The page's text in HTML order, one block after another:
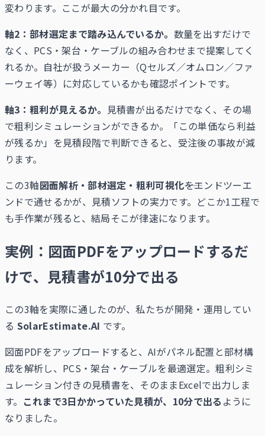
変わります。ここが最大の分かれ目です。
軸2：部材選定まで踏み込んでいるか。 数量を出すだけで
なく、PCS・架台・ケーブルの組み合わせまで提案してく
れるか。自社が扱うメーカー（Qセルズ／オムロン／ファ
ーウェイ等）に対応しているかも確認ポイントです。
軸3：粗利が見えるか。 見積書が出るだけでなく、その場
で粗利シミュレーションができるか。「この単価なら利益
が残るか」を見積段階で判断できると、受注後の事故が減
ります。
この3軸――図面解析・部材選定・粗利可視化――をエンドツーエ
ンドで通せるかが、見積ソフトの実力です。どこか1工程で
も手作業が残ると、結局そこが律速になります。
実例：図面PDFをアップロードするだ
けで、見積書が10分で出る
この3軸を実際に通したのが、私たちが開発・運用してい
る SolarEstimate.AI です。
図面PDFをアップロードすると、AIがパネル配置と部材構
成を解析し、PCS・架台・ケーブルを最適選定。粗利シミ
ュレーション付きの見積書を、そのままExcelで出力しま
す。 これまで3日かかっていた見積が、10分で出る ように
なりました。